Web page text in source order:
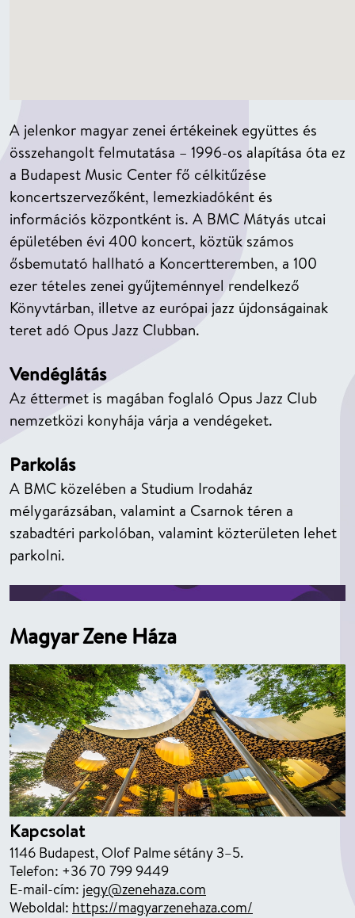
A jelenkor magyar zenei értékeinek együttes és
összehangolt felmutatása – 1996-os alapítása óta ez
a Budapest Music Center fő célkitűzése
koncertszervezőként, lemezkiadóként és
információs központként is. A BMC Mátyás utcai
épületében évi 400 koncert, köztük számos
ősbemutató hallható a Koncertteremben, a 100
ezer tételes zenei gyűjteménnyel rendelkező
Könyvtárban, illetve az európai jazz újdonságainak
teret adó Opus Jazz Clubban.
Vendéglátás
Az éttermet is magában foglaló Opus Jazz Club
nemzetközi konyhája várja a vendégeket.
Parkolás
A BMC közelében a Studium Irodaház
mélygarázsában, valamint a Csarnok téren a
szabadtéri parkolóban, valamint közterületen lehet
parkolni.
Magyar Zene Háza
Kapcsolat
1146 Budapest, Olof Palme sétány 3–5.
Telefon: +36 70 799 9449
E-mail-cím: jegy@zenehaza.com
Weboldal: https://magyarzenehaza.com/